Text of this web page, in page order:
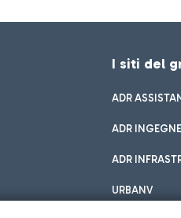
I siti del
ADR
ADR
ADR
URBANV